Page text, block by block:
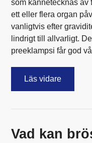
som kännetecknas av
ett eller flera organ
vanligtvis efter
lindrigt till allvarligt.
preeklampsi får god
Läs vidare
Vad kan